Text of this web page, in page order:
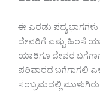
ಈ ಎರಡು ಪದ್ಯ
ದೇವರಿಗೆ ಎಷ್ಟು ಹಿಂಸೆ
ಯಾರಿಗೂ ದೇವರ
ಪರಿವಾರದ ಬಗೆಗಾಗಲಿ
ಸಂಬ್ರಮದಲ್ಲಿ